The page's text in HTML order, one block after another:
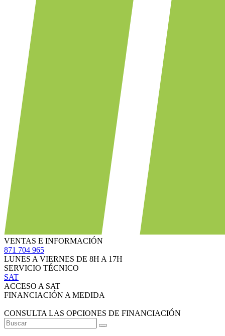
VENTAS E INFORMACIÓN
871 704 965
LUNES A VIERNES DE 8H A 17H
SERVICIO TÉCNICO
SAT
ACCESO A SAT
FINANCIACIÓN A MEDIDA
CONSULTA LAS OPCIONES DE FINANCIACIÓN